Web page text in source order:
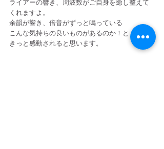
ライアーの響き、周波数がご自身を癒し整えて
くれますよ。
余韻が響き、倍音がずっと鳴っている
こんな気持ちの良いものがあるのか！と
きっと感動されると思います。